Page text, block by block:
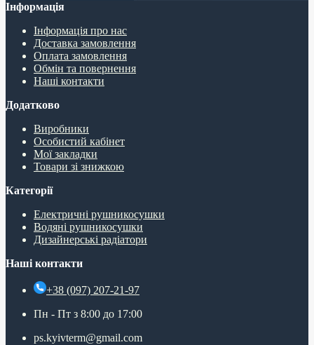
Інформація
Інформація про нас
Доставка замовлення
Оплата замовлення
Обмін та повернення
Наші контакти
Додатково
Виробники
Особистий кабінет
Мої закладки
Товари зі знижкою
Категорії
Електричні рушникосушки
Водяні рушникосушки
Дизайнерські радіатори
Наші контакти
+38 (097) 207-21-97
Пн - Пт з 8:00 до 17:00
ps.kyivterm@gmail.com